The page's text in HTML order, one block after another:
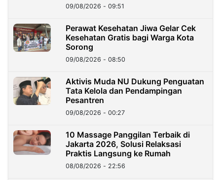
09/08/2026 - 09:51
Perawat Kesehatan Jiwa Gelar Cek
Kesehatan Gratis bagi Warga Kota
Sorong
09/08/2026 - 08:50
Aktivis Muda NU Dukung Penguatan
Tata Kelola dan Pendampingan
Pesantren
09/08/2026 - 00:27
10 Massage Panggilan Terbaik di
Jakarta 2026, Solusi Relaksasi
Praktis Langsung ke Rumah
08/08/2026 - 22:56